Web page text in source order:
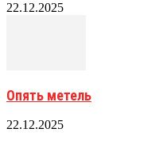
22.12.2025
Опять метель
22.12.2025